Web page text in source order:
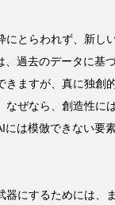
にとらわれず、新し
、過去のデータに基
きますが、真に独創
なぜなら、創造性に
には模倣できない要
器にするためには、